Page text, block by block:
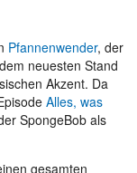
Pfannenwender, der
neuesten Stand
Akzent. Da
Alles, was
SpongeBob als
gesamten